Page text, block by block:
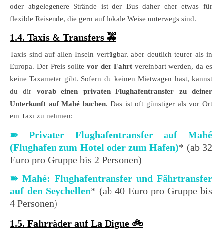
oder abgelegenere Strände ist der Bus daher eher etwas für
flexible Reisende, die gern auf lokale Weise unterwegs sind.
1.4. Taxis & Transfers 🚕
Taxis sind auf allen Inseln verfügbar, aber deutlich teurer als in
Europa. Der Preis sollte vor der Fahrt vereinbart werden, da es
keine Taxameter gibt. Sofern du keinen Mietwagen hast, kannst
du dir vorab einen privaten Flughafentransfer zu deiner
Unterkunft auf Mahé buchen. Das ist oft günstiger als vor Ort
ein Taxi zu nehmen:
➽ Privater Flughafentransfer auf Mahé
(Flughafen zum Hotel oder zum Hafen)* (ab 32
Euro pro Gruppe bis 2 Personen)
➽ Mahé: Flughafentransfer und Fährtransfer
auf den Seychellen* (ab 40 Euro pro Gruppe bis
4 Personen)
1.5. Fahrräder auf La Digue 🚲